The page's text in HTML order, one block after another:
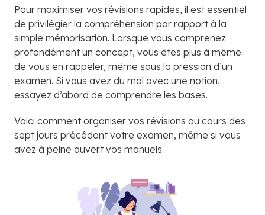
Pour maximiser vos révisions rapides, il est essentiel
de privilégier la compréhension par rapport à la
simple mémorisation. Lorsque vous comprenez
profondément un concept, vous êtes plus à même
de vous en rappeler, même sous la pression d’un
examen. Si vous avez du mal avec une notion,
essayez d’abord de comprendre les bases.
Voici comment organiser vos révisions au cours des
sept jours précédant votre examen, même si vous
avez à peine ouvert vos manuels.